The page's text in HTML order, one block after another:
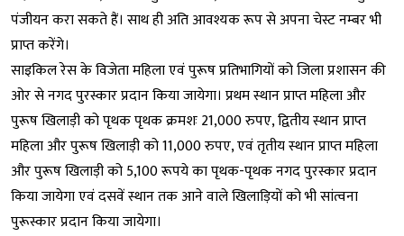
पंजीयन करा सकते हैं। साथ ही अति आवश्यक रूप से अपना चेस्ट नम्बर भी
प्राप्त करेंगे।
साइकिल रेस के विजेता महिला एवं पुरूष प्रतिभागियों को जिला प्रशासन की
ओर से नगद पुरस्कार प्रदान किया जायेगा। प्रथम स्थान प्राप्त महिला और
पुरूष खिलाड़ी को पृथक पृथक क्रमशः 21,000 रुपए, द्वितीय स्थान प्राप्त
महिला और पुरूष खिलाड़ी को 11,000 रुपए, एवं तृतीय स्थान प्राप्त महिला
और पुरूष खिलाड़ी को 5,100 रूपये का पृथक-पृथक नगद पुरस्कार प्रदान
किया जायेगा एवं दसवें स्थान तक आने वाले खिलाड़ियों को भी सांत्वना
पुरूस्कार प्रदान किया जायेगा।